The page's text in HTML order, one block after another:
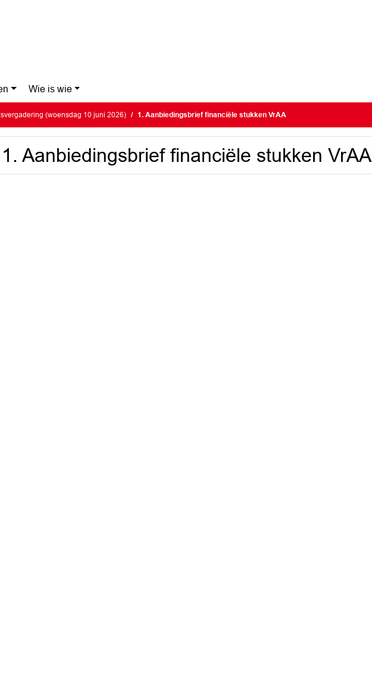
Wie is wie
(woensdag 10 juni 2026) 1. Aanbiedingsbrief financiële stukken VrAA
1. Aanbiedingsbrief financiële stukken VrAA